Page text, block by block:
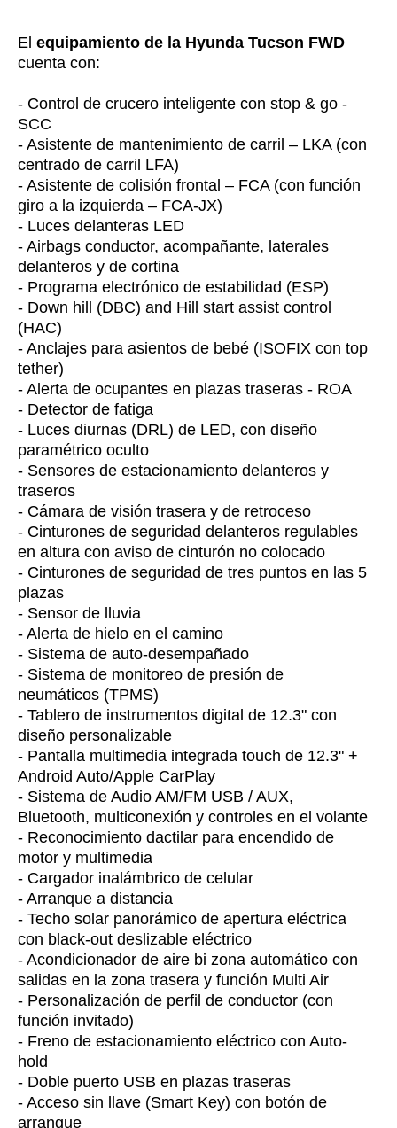
El equipamiento de la Hyunda Tucson FWD
cuenta con:
- Control de crucero inteligente con stop & go -
SCC
- Asistente de mantenimiento de carril – LKA (con
centrado de carril LFA)
- Asistente de colisión frontal – FCA (con función
giro a la izquierda – FCA-JX)
- Luces delanteras LED
- Airbags conductor, acompañante, laterales
delanteros y de cortina
- Programa electrónico de estabilidad (ESP)
- Down hill (DBC) and Hill start assist control
(HAC)
- Anclajes para asientos de bebé (ISOFIX con top
tether)
- Alerta de ocupantes en plazas traseras - ROA
- Detector de fatiga
- Luces diurnas (DRL) de LED, con diseño
paramétrico oculto
- Sensores de estacionamiento delanteros y
traseros
- Cámara de visión trasera y de retroceso
- Cinturones de seguridad delanteros regulables
en altura con aviso de cinturón no colocado
- Cinturones de seguridad de tres puntos en las 5
plazas
- Sensor de lluvia
- Alerta de hielo en el camino
- Sistema de auto-desempañado
- Sistema de monitoreo de presión de
neumáticos (TPMS)
- Tablero de instrumentos digital de 12.3" con
diseño personalizable
- Pantalla multimedia integrada touch de 12.3" +
Android Auto/Apple CarPlay
- Sistema de Audio AM/FM USB / AUX,
Bluetooth, multiconexión y controles en el volante
- Reconocimiento dactilar para encendido de
motor y multimedia
- Cargador inalámbrico de celular
- Arranque a distancia
- Techo solar panorámico de apertura eléctrica
con black-out deslizable eléctrico
- Acondicionador de aire bi zona automático con
salidas en la zona trasera y función Multi Air
- Personalización de perfil de conductor (con
función invitado)
- Freno de estacionamiento eléctrico con Auto-
hold
- Doble puerto USB en plazas traseras
- Acceso sin llave (Smart Key) con botón de
arranque